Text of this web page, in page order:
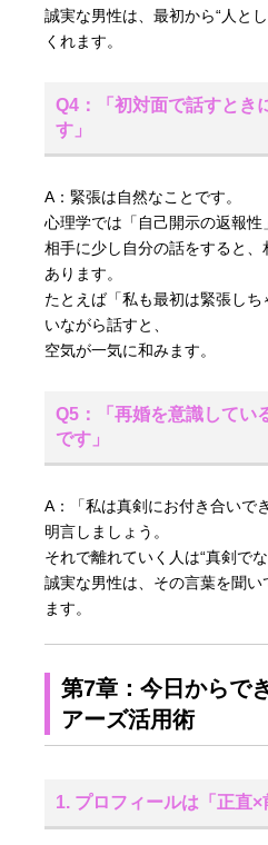
誠実な男性は、最初から“人と
くれます。
Q4：「初対面で話すとき
す」
A：緊張は自然なことです。
心理学では「自己開示の返報性
相手に少し自分の話をすると
あります。
たとえば「私も最初は緊張し
いながら話すと、
空気が一気に和みます。
Q5：「再婚を意識してい
です」
A：「私は真剣にお付き合いで
明言しましょう。
それで離れていく人は“真剣でな
誠実な男性は、その言葉を聞
ます。
第7章：今日からで
アーズ活用術
1. プロフィールは「正直×